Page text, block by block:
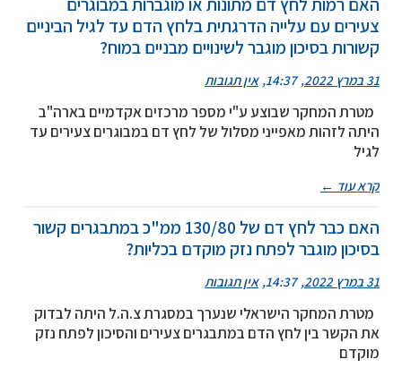
צעירים עם עלייה הדרגתית בלחץ הדם עד לגיל הביניים
קשורות בסיכון מוגבר לשינויים מבניים במוח?
31 במרץ 2022 14:37 אין תגובות
מטרת המחקר שבוצע ע"י מספר מרכזים אקדמיים בארה"ב
היתה לזהות מאפייני מסלול של לחץ דם במבוגרים צעירים עד
לגיל
קרא עוד ←
האם כבר לחץ דם של 130/80 ממ"כ במתבגרים קשור
בסיכון מוגבר לפתח נזק מוקדם בכליות?
31 במרץ 2022 14:37 אין תגובות
מטרת המחקר הישראלי שנערך במסגרת צ.ה.ל היתה לבדוק
את הקשר בין לחץ הדם במתבגרים צעירים והסיכון לפתח נזק
מוקדם